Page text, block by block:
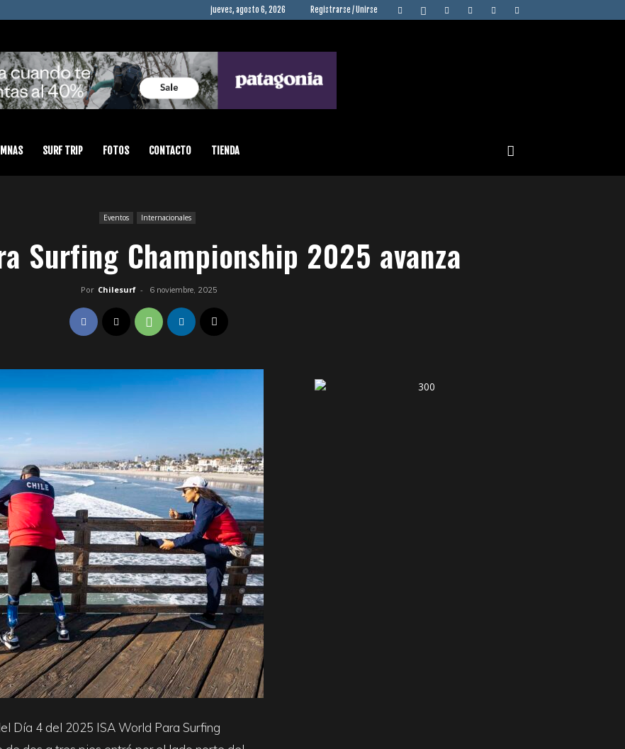
jueves, agosto 6, 2026 Registrarse / Unirse
SURF TRIP FOTOS CONTACTO TIENDA
Eventos Internacionales
Surfing Championship 2025 avanza
Por Chilesurf - 6 noviembre, 2025
Día 4 del 2025 ISA World Para Surfing